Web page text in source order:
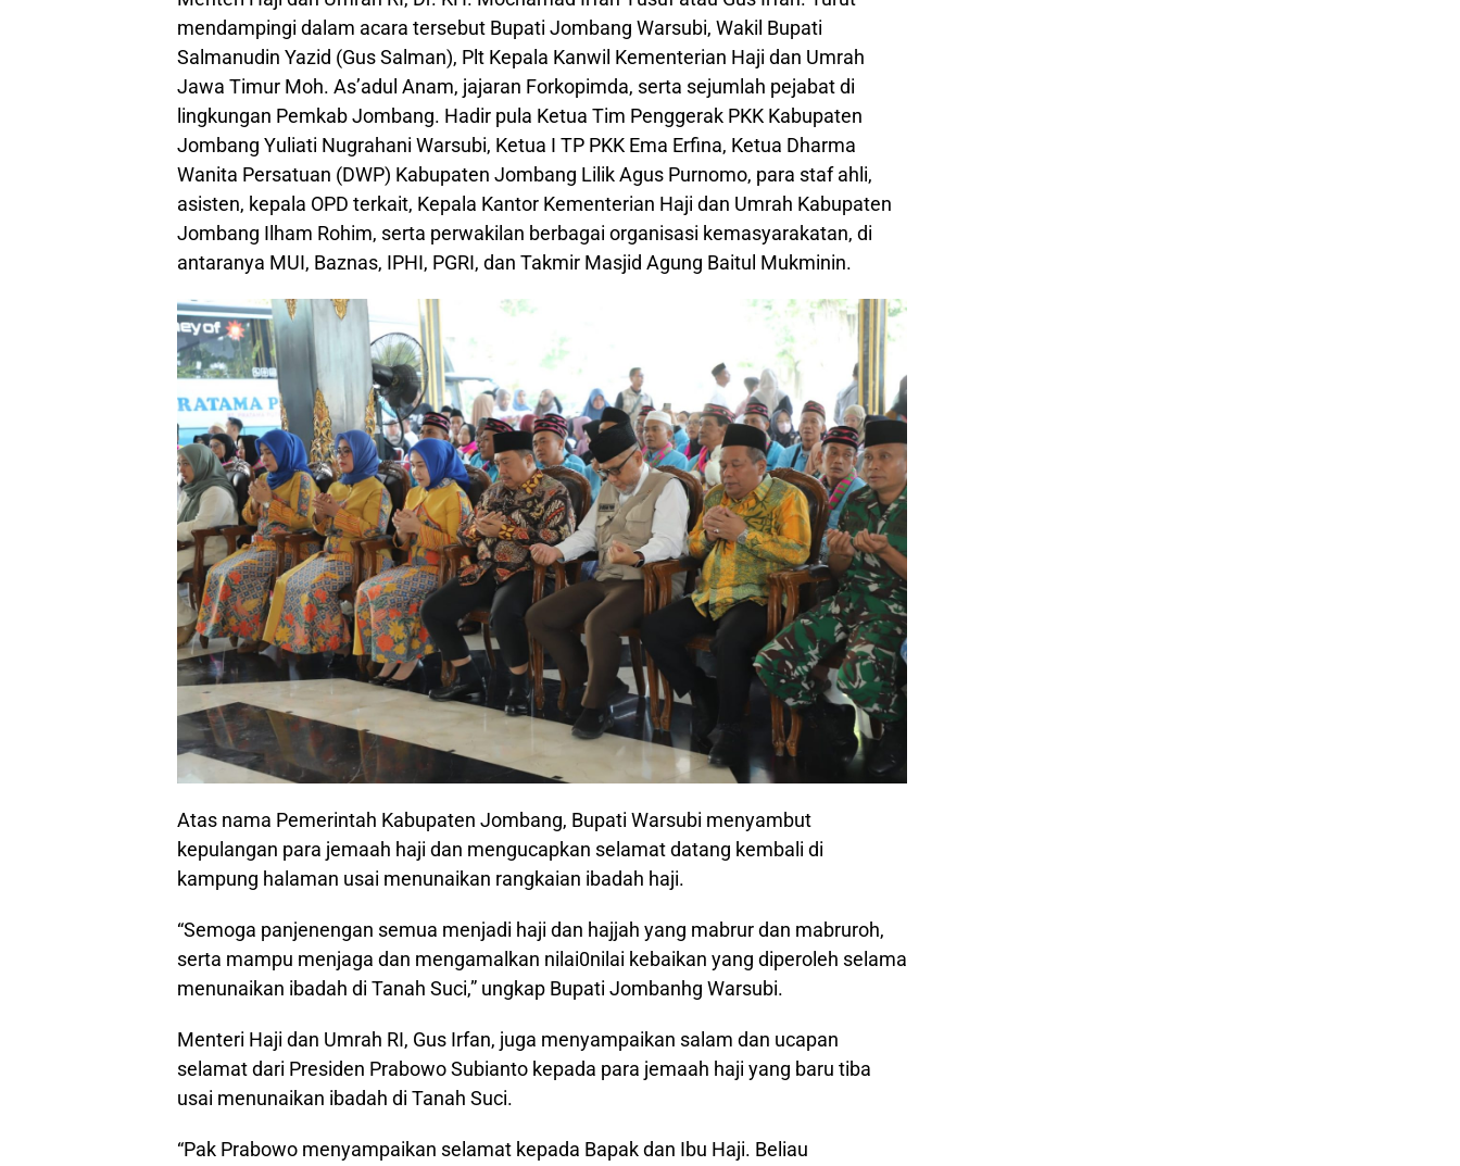
mendampingi dalam acara tersebut Bupati Jombang Warsubi, Wakil Bupati
Salmanudin Yazid (Gus Salman), Plt Kepala Kanwil Kementerian Haji dan Umrah
Jawa Timur Moh. As’adul Anam, jajaran Forkopimda, serta sejumlah pejabat di
lingkungan Pemkab Jombang. Hadir pula Ketua Tim Penggerak PKK Kabupaten
Jombang Yuliati Nugrahani Warsubi, Ketua I TP PKK Ema Erfina, Ketua Dharma
Wanita Persatuan (DWP) Kabupaten Jombang Lilik Agus Purnomo, para staf ahli,
asisten, kepala OPD terkait, Kepala Kantor Kementerian Haji dan Umrah Kabupaten
Jombang Ilham Rohim, serta perwakilan berbagai organisasi kemasyarakatan, di
antaranya MUI, Baznas, IPHI, PGRI, dan Takmir Masjid Agung Baitul Mukminin.
Atas nama Pemerintah Kabupaten Jombang, Bupati Warsubi menyambut
kepulangan para jemaah haji dan mengucapkan selamat datang kembali di
kampung halaman usai menunaikan rangkaian ibadah haji.
“Semoga panjenengan semua menjadi haji dan hajjah yang mabrur dan mabruroh,
serta mampu menjaga dan mengamalkan nilai0nilai kebaikan yang diperoleh selama
menunaikan ibadah di Tanah Suci,” ungkap Bupati Jombanhg Warsubi.
Menteri Haji dan Umrah RI, Gus Irfan, juga menyampaikan salam dan ucapan
selamat dari Presiden Prabowo Subianto kepada para jemaah haji yang baru tiba
usai menunaikan ibadah di Tanah Suci.
“Pak Prabowo menyampaikan selamat kepada Bapak dan Ibu Haji. Beliau